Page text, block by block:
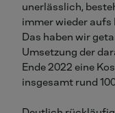
unerlässlich,
immer wieder aufs
Das haben wir
Umsetzung der
Ende 2022 eine
insgesamt rund